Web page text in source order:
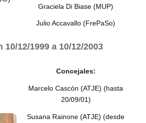
Graciela Di Biase (MUP)
Julio Accavallo (FrePaSo)
10/12/1999 a 10/12/2003
Concejales:
Marcelo Cascón (ATJE) (hasta
20/09/01)
Susana Rainone (ATJE) (desde